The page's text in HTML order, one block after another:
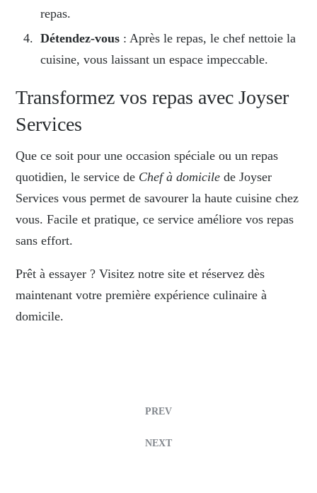
repas.
Détendez-vous : Après le repas, le chef nettoie la
cuisine, vous laissant un espace impeccable.
Transformez vos repas avec Joyser
Services
Que ce soit pour une occasion spéciale ou un repas
quotidien, le service de Chef à domicile de Joyser
Services vous permet de savourer la haute cuisine chez
vous. Facile et pratique, ce service améliore vos repas
sans effort.
Prêt à essayer ? Visitez notre site et réservez dès
maintenant votre première expérience culinaire à
domicile.
PREV
NEXT